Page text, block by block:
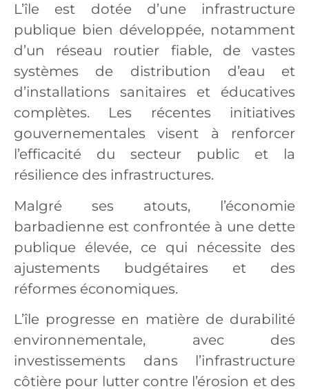
L’île est dotée d’une infrastructure
publique bien développée, notamment
d’un réseau routier fiable, de vastes
systèmes de distribution d’eau et
d’installations sanitaires et éducatives
complètes. Les récentes initiatives
gouvernementales visent à renforcer
l’efficacité du secteur public et la
résilience des infrastructures.
Malgré ses atouts, l’économie
barbadienne est confrontée à une dette
publique élevée, ce qui nécessite des
ajustements budgétaires et des
réformes économiques.
L’île progresse en matière de durabilité
environnementale, avec des
investissements dans l’infrastructure
côtière pour lutter contre l’érosion et des